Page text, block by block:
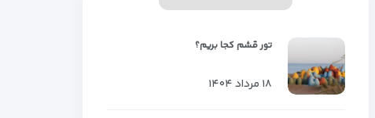
تور قشم کجا بریم؟
۱۸ مرداد ۱۴۰۴